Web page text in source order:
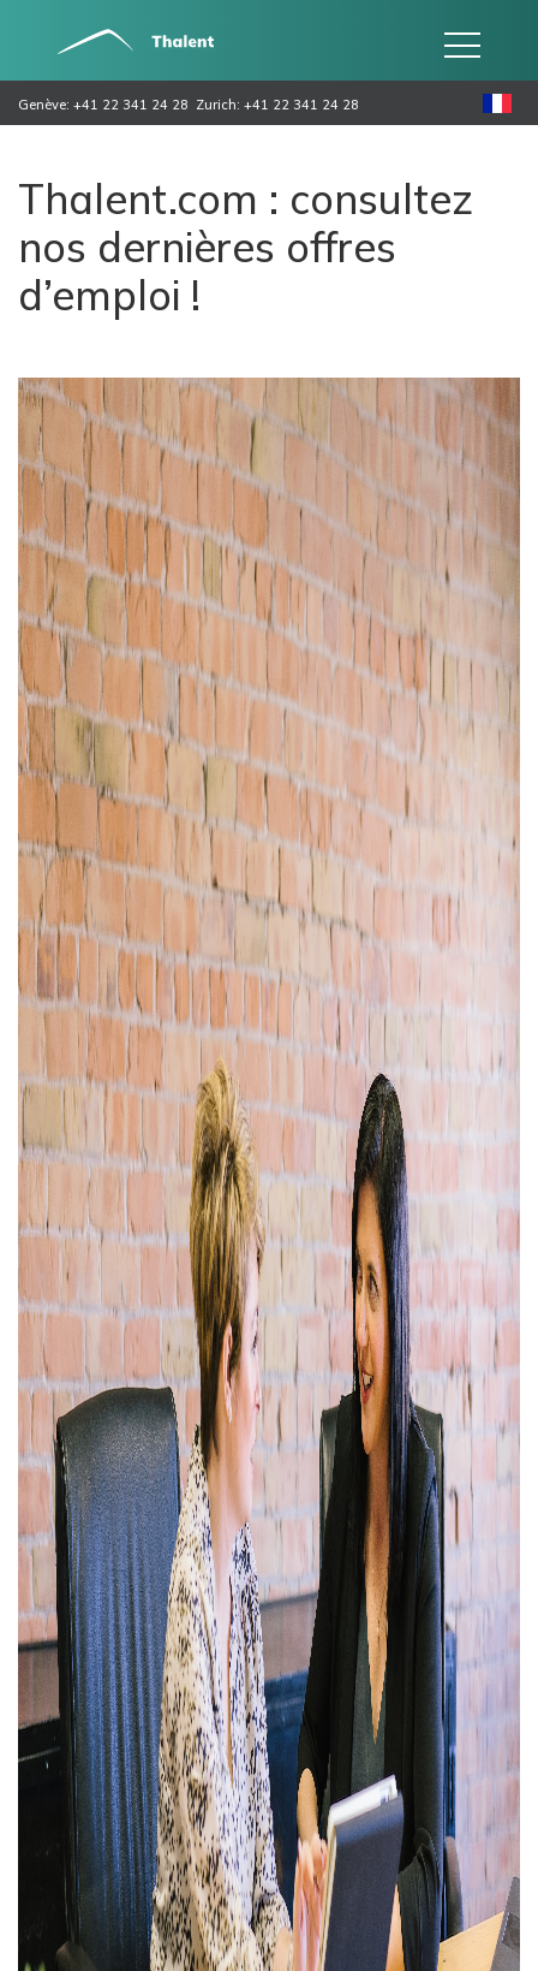
Genève: +41 22 341 24 28 Zurich: +41 22 341 24 28
Thalent.com : consultez
nos dernières offres
d’emploi !